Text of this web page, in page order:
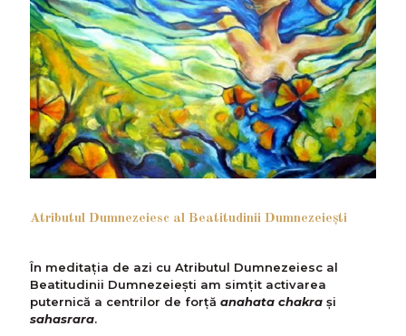
Atributul Dumnezeiesc al Beatitudinii Dumnezeieşti
În meditaţia de azi cu Atributul Dumnezeiesc al
Beatitudinii Dumnezeieşti am simţit activarea
puternică a centrilor de forţă anahata chakra şi
sahasrara.